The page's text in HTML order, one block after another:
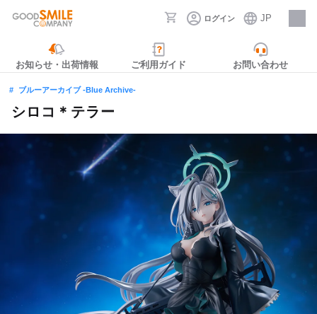
ログイン JP
採用情報
お知らせ・出荷情報 ご利用ガイド お問い合わせ
ブルーアーカイブ -Blue Archive-
シロコ＊テラー